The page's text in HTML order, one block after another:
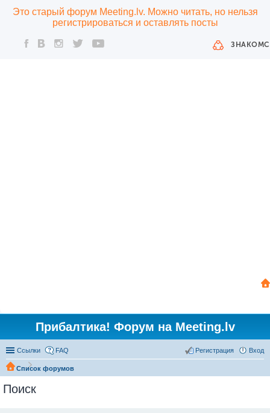
Это старый форум Meeting.lv. Можно читать, но нельзя
регистрироваться и оставлять посты
Прибалтика! Форум на Meeting.lv
Ссылки FAQ Вход
Регистрация
Список форумов
Поиск